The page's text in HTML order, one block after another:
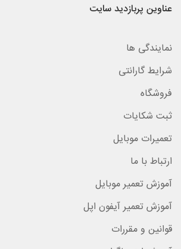
عناوین پربازدید سایت
نمایندگی ها
شرایط گارانتی
فروشگاه
ثبت شکایات
تعمیرات موبایل
ارتباط با ما
آموزش تعمیر موبایل
آموزش تعمیر آیفون اپل
قوانین و مقررات